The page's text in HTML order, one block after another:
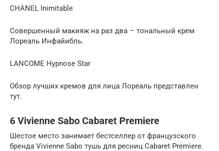
CHANEL Inimitable
Совершенный макияж на раз два – тональный крем
Лореаль Инфайибль.
LANCOME Hypnose Star
Обзор лучших кремов для лица Лореаль представлен
тут.
6 Vivienne Sabo Cabaret Premiere
Шестое место занимает бестселлер от французского
бренда Vivienne Sabo тушь для ресниц Cabaret Premiere.